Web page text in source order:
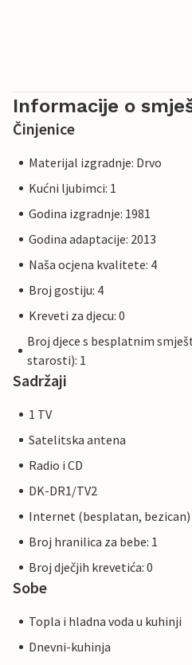
Informacije o
Činjenice
Materijal izgradnje: Drvo
Kućni ljubimci: 1
Godina izgradnje: 1981
Godina adaptacije: 2013
Naša ocjena kvalitete: 4
Broj gostiju: 4
Kreveti za djecu: 0
Broj djece s besplatnim
starosti): 1
Sadržaji
1 TV
Satelitska antena
Radio i CD
DK-DR1/TV2
Internet (besplatan, bezican)
Broj hranilica za bebe: 1
Broj dječjih krevetića: 0
Sobe
Topla i hladna voda u kuhinji
Dnevni-kuhinja